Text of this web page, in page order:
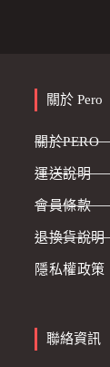
關於 Pero
關於PERO
運送說明
會員條款
退換貨說明
隱私權政策
聯絡資訊